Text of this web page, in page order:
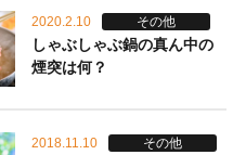
2020.2.10 その他
しゃぶしゃぶ鍋の真ん中の
煙突は何？
2018.11.10 その他